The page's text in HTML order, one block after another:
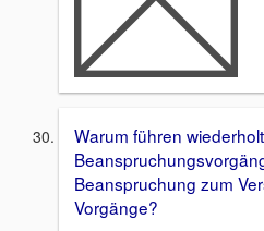
Warum führen
Beanspruchung zum
Vorgänge?